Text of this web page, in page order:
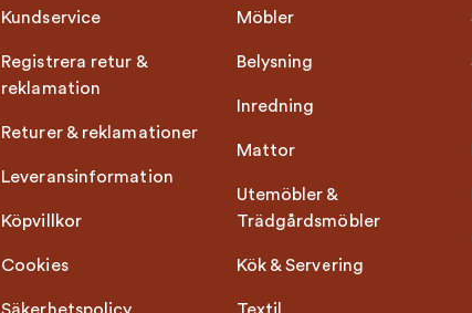
Kundservice
Registrera retur &
reklamation
Returer & reklamationer
Leveransinformation
Köpvillkor
Cookies
Möbler
Belysning
Inredning
Mattor
Utemöbler &
Trädgårdsmöbler
Kök & Servering